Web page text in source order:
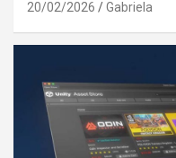
20/02/2026 Gabriela